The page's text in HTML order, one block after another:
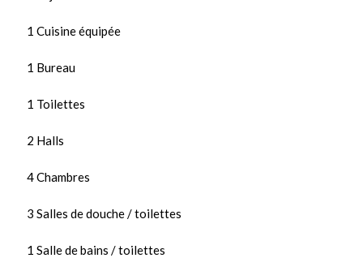
1 Cuisine équipée
1 Bureau
1 Toilettes
2 Halls
4 Chambres
3 Salles de douche / toilettes
1 Salle de bains / toilettes